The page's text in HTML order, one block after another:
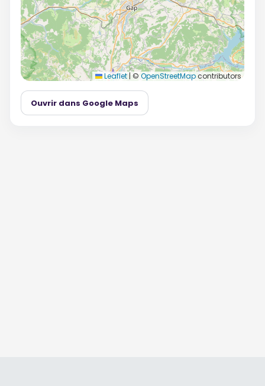
Leaflet | © OpenStreetMapcontributors
Ouvrir dans Google Maps